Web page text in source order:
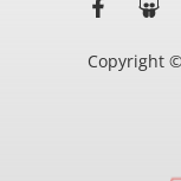
Copyright